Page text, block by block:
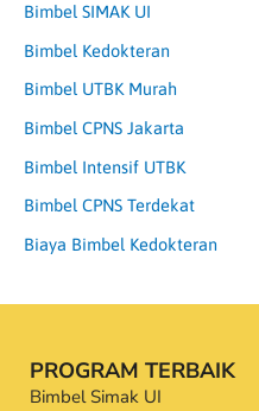
Bimbel SIMAK UI
Bimbel Kedokteran
Bimbel UTBK Murah
Bimbel CPNS Jakarta
Bimbel Intensif UTBK
Bimbel CPNS Terdekat
Biaya Bimbel Kedokteran
PROGRAM TERBAIK
Bimbel Simak UI